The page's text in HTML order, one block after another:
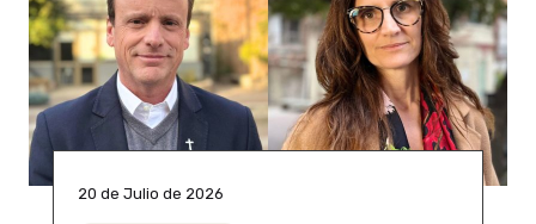
20 de Julio de 2026